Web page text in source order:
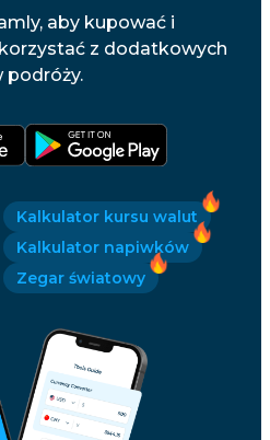
aby kupować i
z dodatkowych
podróży.
Kalkulator kursu walut
Kalkulator napiwków
Zegar światowy